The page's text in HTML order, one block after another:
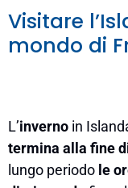
Visitare
mondo di
L’inverno in
termina alla fine
lungo periodo le